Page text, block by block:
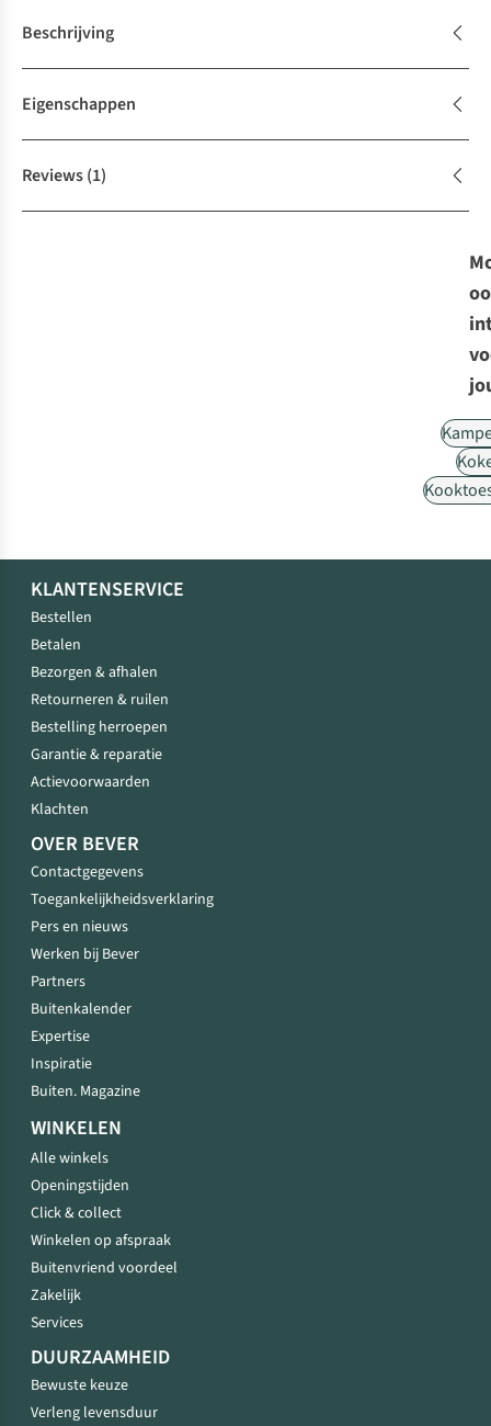
Beschrijving
Eigenschappen
Reviews(1)
KLANTENSERVICE
Bestellen
Betalen
Bezorgen & afhalen
Retourneren & ruilen
Bestelling herroepen
Garantie & reparatie
Actievoorwaarden
Klachten
OVER BEVER
Contactgegevens
Toegankelijkheidsverklaring
Pers en nieuws
Werken bij Bever
Partners
Buitenkalender
Expertise
Inspiratie
Buiten. Magazine
WINKELEN
Alle winkels
Openingstijden
Click & collect
Winkelen op afspraak
Buitenvriend voordeel
Zakelijk
Services
DUURZAAMHEID
Bewuste keuze
Verleng levensduur